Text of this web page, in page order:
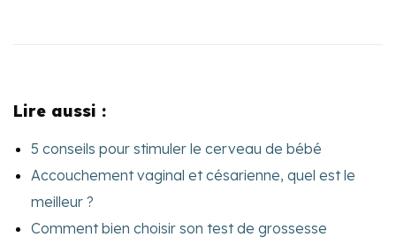
Lire aussi :
5 conseils pour stimuler le cerveau de bébé
Accouchement vaginal et césarienne, quel est le
meilleur ?
Comment bien choisir son test de grossesse